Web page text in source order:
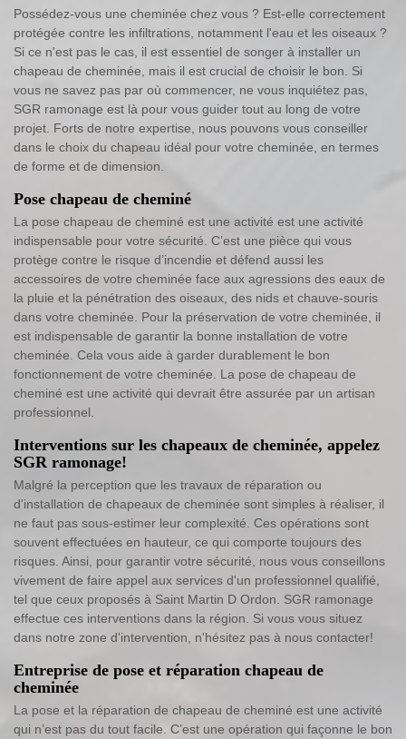
Possédez-vous une cheminée chez vous ? Est-elle correctement
protégée contre les infiltrations, notamment l'eau et les oiseaux ?
Si ce n'est pas le cas, il est essentiel de songer à installer un
chapeau de cheminée, mais il est crucial de choisir le bon. Si
vous ne savez pas par où commencer, ne vous inquiétez pas,
SGR ramonage est là pour vous guider tout au long de votre
projet. Forts de notre expertise, nous pouvons vous conseiller
dans le choix du chapeau idéal pour votre cheminée, en termes
de forme et de dimension.
Pose chapeau de cheminé
La pose chapeau de cheminé est une activité est une activité
indispensable pour votre sécurité. C’est une pièce qui vous
protège contre le risque d’incendie et défend aussi les
accessoires de votre cheminée face aux agressions des eaux de
la pluie et la pénétration des oiseaux, des nids et chauve-souris
dans votre cheminée. Pour la préservation de votre cheminée, il
est indispensable de garantir la bonne installation de votre
cheminée. Cela vous aide à garder durablement le bon
fonctionnement de votre cheminée. La pose de chapeau de
cheminé est une activité qui devrait être assurée par un artisan
professionnel.
Interventions sur les chapeaux de cheminée, appelez
SGR ramonage!
Malgré la perception que les travaux de réparation ou
d'installation de chapeaux de cheminée sont simples à réaliser, il
ne faut pas sous-estimer leur complexité. Ces opérations sont
souvent effectuées en hauteur, ce qui comporte toujours des
risques. Ainsi, pour garantir votre sécurité, nous vous conseillons
vivement de faire appel aux services d'un professionnel qualifié,
tel que ceux proposés à Saint Martin D Ordon. SGR ramonage
effectue ces interventions dans la région. Si vous vous situez
dans notre zone d'intervention, n'hésitez pas à nous contacter!
Entreprise de pose et réparation chapeau de
cheminée
La pose et la réparation de chapeau de cheminé est une activité
qui n’est pas du tout facile. C’est une opération qui façonne le bon